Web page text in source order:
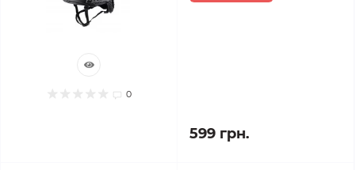
0
599 грн.